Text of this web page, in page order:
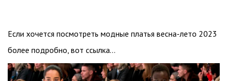
Если хочется посмотреть модные платья весна-лето 2023
более подробно, вот ссылка…